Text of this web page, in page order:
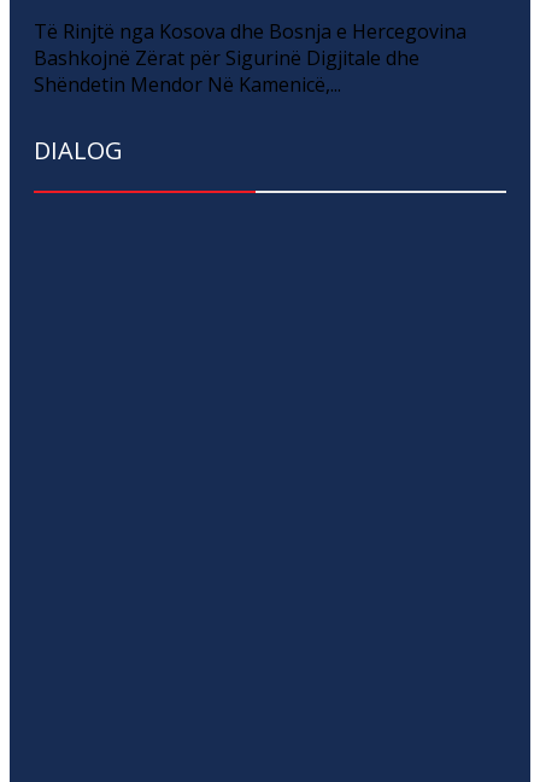
Të Rinjtë nga Kosova dhe Bosnja e Hercegovina
Bashkojnë Zërat për Sigurinë Digjitale dhe
Shëndetin Mendor Në Kamenicë,...
DIALOG